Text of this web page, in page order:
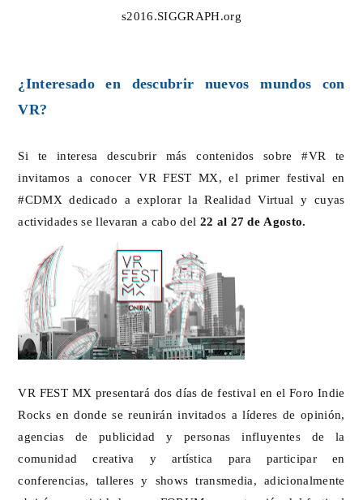
s2016.SIGGRAPH.org
¿Interesado en descubrir nuevos mundos con
VR?
Si te interesa descubrir más contenidos sobre ‪#VR te
invitamos a conocer VR FEST MX, el primer festival en
‪#CDMX dedicado a explorar la Realidad Virtual y cuyas
actividades se llevaran a cabo del 22 al 27 de Agosto.
VR FEST MX presentará dos días de festival en el Foro Indie
Rocks en donde se reunirán invitados a líderes de opinión,
agencias de publicidad y personas influyentes de la
comunidad creativa y artística para participar en
conferencias, talleres y shows transmedia, adicionalmente